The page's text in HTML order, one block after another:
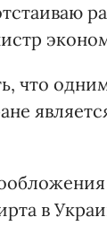
что
в